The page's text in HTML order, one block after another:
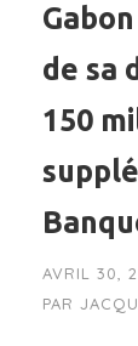
de sa
150
AVRIL 30,
PAR